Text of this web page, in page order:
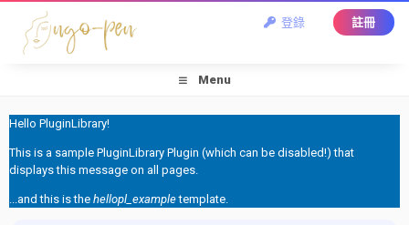
登錄 註冊
Menu
Hello PluginLibrary!
This is a sample PluginLibrary Plugin (which can be disabled!) that
displays this message on all pages.
...and this is the hellopl_exampletemplate.